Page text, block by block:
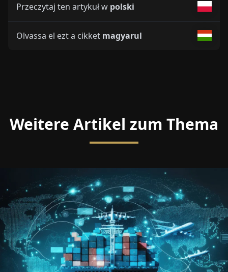
Przeczytaj ten artykuł w polski
Olvassa el ezt a cikket magyarul
Weitere Artikel zum Thema